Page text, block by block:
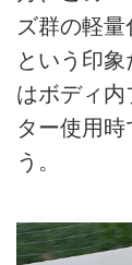
ズ群の軽
という印
はボディ内
ター使用
う。